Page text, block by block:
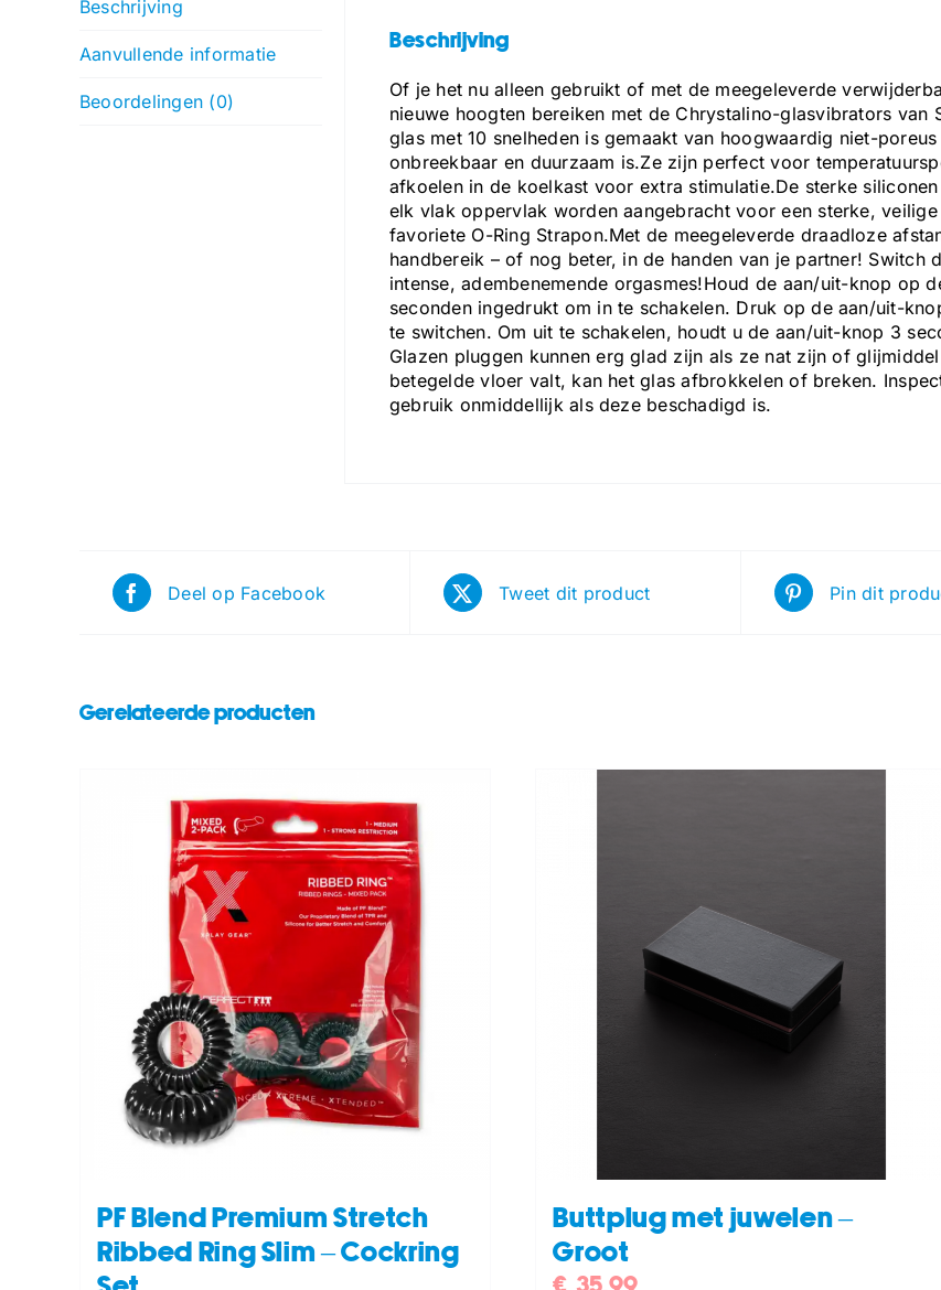
Beschrijving
Aanvullende informatie
Beoordelingen (0)
Beschrijving
Of je het nu alleen gebruikt of met de meegeleverde
nieuwe hoogten bereiken met de Chrystalino-glasvibrators
glas met 10 snelheden is gemaakt van hoogwaardig niet-
onbreekbaar en duurzaam is.Ze zijn perfect voor
afkoelen in de koelkast voor extra stimulatie.De sterke
elk vlak oppervlak worden aangebracht voor een sterke,
favoriete O-Ring Strapon.Met de meegeleverde draadloze
handbereik – of nog beter, in de handen van je partner! Switch
intense, adembenemende orgasmes!Houd de aan/uit-knop op
seconden ingedrukt om in te schakelen. Druk op de aan/uit-
te switchen. Om uit te schakelen, houdt u de aan/uit-knop 3
Glazen pluggen kunnen erg glad zijn als ze nat zijn of
betegelde vloer valt, kan het glas afbrokkelen of breken.
gebruik onmiddellijk als deze beschadigd is.
Deel op Facebook Tweet dit product Pin dit
Gerelateerde producten
PF Blend Premium Stretch
Ribbed Ring Slim – Cockring
TOEVOEGEN AAN WINKELWAGEN
DETAILS
Buttplug met juwelen –
Groot
TOEVOEGEN AAN WINKELWAGEN
DETAILS